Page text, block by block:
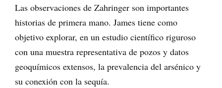
Las observaciones de Zahringer son importantes
historias de primera mano. James tiene como
objetivo explorar, en un estudio científico riguroso
con una muestra representativa de pozos y datos
geoquímicos extensos, la prevalencia del arsénico y
su conexión con la sequía.